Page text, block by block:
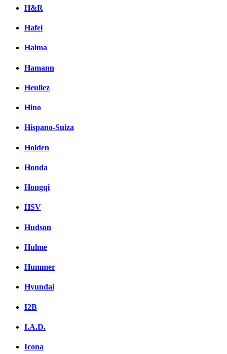
H&R
Hafei
Haima
Hamann
Heuliez
Hino
Hispano-Suiza
Holden
Honda
Hongqi
HSV
Hudson
Hulme
Hummer
Hyundai
I2B
I.A.D.
Icona